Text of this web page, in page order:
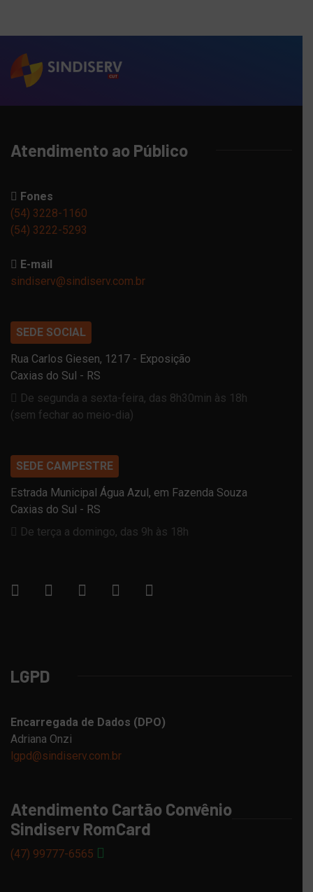
Atendimento ao Público
Fones
(54) 3228-1160
(54) 3222-5293
E-mail
sindiserv@sindiserv.com.br
SEDE SOCIAL
Rua Carlos Giesen, 1217 - Exposição
Caxias do Sul - RS
De segunda a sexta-feira, das 8h30min às 18h
(sem fechar ao meio-dia)
SEDE CAMPESTRE
Estrada Municipal Água Azul, em Fazenda Souza
Caxias do Sul - RS
De terça a domingo, das 9h às 18h
LGPD
Encarregada de Dados (DPO)
Adriana Onzi
lgpd@sindiserv.com.br
Atendimento Cartão Convênio
Sindiserv RomCard
(47) 99777-6565